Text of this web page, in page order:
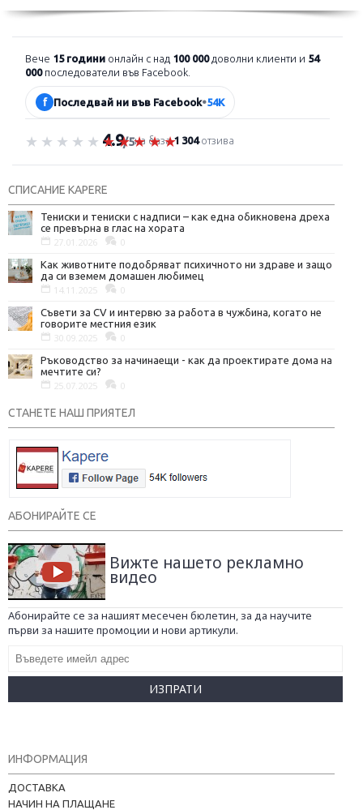
Вече 15 години онлайн с над 100 000доволни клиенти и 54
000последователи във Facebook.
f Последвай ни във Facebook•54K
Оценка 4.9 от 5
4.9/5на база1 304отзива
СПИСАНИЕ KAPERE
Тениски и тениски с надписи – как една обикновена дреха
се превърна в глас на хората
27.01.2026 0
Как животните подобряват психичното ни здраве и защо
да си вземем домашен любимец
14.11.2025 0
Съвети за CV и интервю за работа в чужбина, когато не
говорите местния език
30.09.2025 0
Ръководство за начинаещи - как да проектирате дома на
мечтите си?
25.07.2025 0
СТАНЕТЕ НАШ ПРИЯТЕЛ
АБОНИРАЙТЕ СЕ
Вижте нашето рекламно
видео
Абонирайте се за нашият месечен бюлетин, за да научите
първи за нашите промоции и нови артикули.
ИЗПРАТИ
ИНФОРМАЦИЯ
ДОСТАВКА
НАЧИН НА ПЛАЩАНЕ